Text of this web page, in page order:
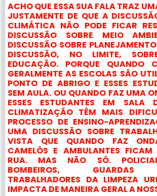
ACHO QUE ESSA SUA FALA TRAZ
JUSTAMENTE DE QUE A
CLIMÁTICA NÃO PODE FICAR
DISCUSSÃO SOBRE MEIO
DISCUSSÃO SOBRE
DISCUSSÃO, NO LIMITE,
EDUCAÇÃO. PORQUE QUANDO
GERALMENTE AS ESCOLAS SÃO
PONTO DE ABRIGO E ESSES
SEM AULA. OU QUANDO FAZ UMA
ESSES ESTUDANTES EM SALA
CLIMATIZAÇÃO TÊM MAIS
PROCESSO DE ENSINO-
UMA DISCUSSÃO SOBRE
VISTA QUE QUANDO FAZ
CAMELÔS E AMBULANTES FICAM
RUA. MAS NÃO SÓ.
BOMBEIROS, GUARDAS
TRABALHADORES DA LIMPEZA
IMPACTA DE MANEIRA GERAL A